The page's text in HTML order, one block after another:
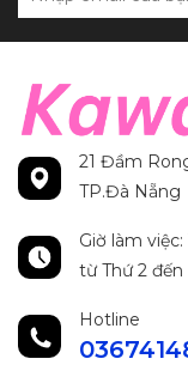
21 Đầm
TP.Đà Nẵng
Giờ làm
từ Thứ 2
Hotline